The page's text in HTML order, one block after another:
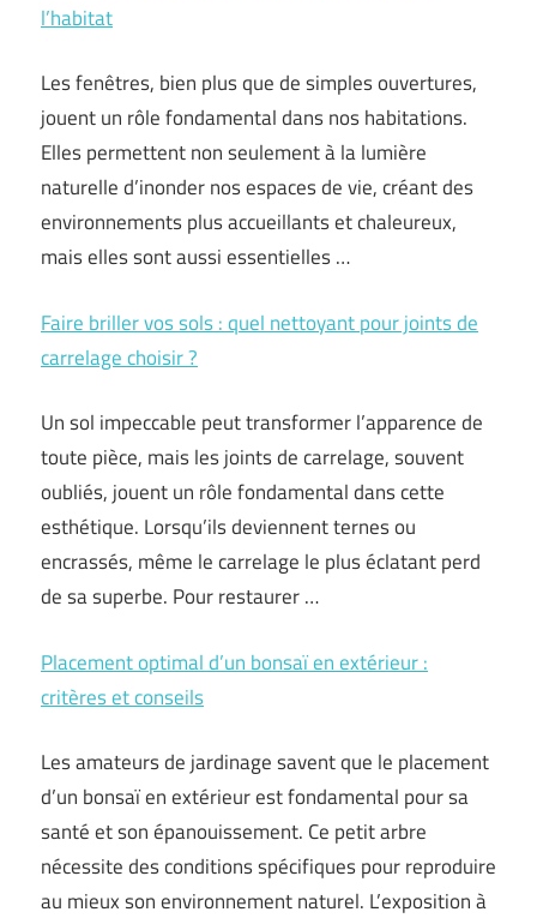
l’habitat
Les fenêtres, bien plus que de simples ouvertures,
jouent un rôle fondamental dans nos habitations.
Elles permettent non seulement à la lumière
naturelle d’inonder nos espaces de vie, créant des
environnements plus accueillants et chaleureux,
mais elles sont aussi essentielles …
Faire briller vos sols : quel nettoyant pour joints de
carrelage choisir ?
Un sol impeccable peut transformer l’apparence de
toute pièce, mais les joints de carrelage, souvent
oubliés, jouent un rôle fondamental dans cette
esthétique. Lorsqu’ils deviennent ternes ou
encrassés, même le carrelage le plus éclatant perd
de sa superbe. Pour restaurer …
Placement optimal d’un bonsaï en extérieur :
critères et conseils
Les amateurs de jardinage savent que le placement
d’un bonsaï en extérieur est fondamental pour sa
santé et son épanouissement. Ce petit arbre
nécessite des conditions spécifiques pour reproduire
au mieux son environnement naturel. L’exposition à